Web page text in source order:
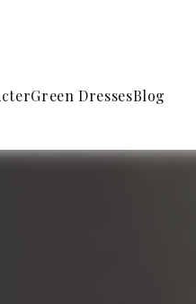
Green DressesBlog